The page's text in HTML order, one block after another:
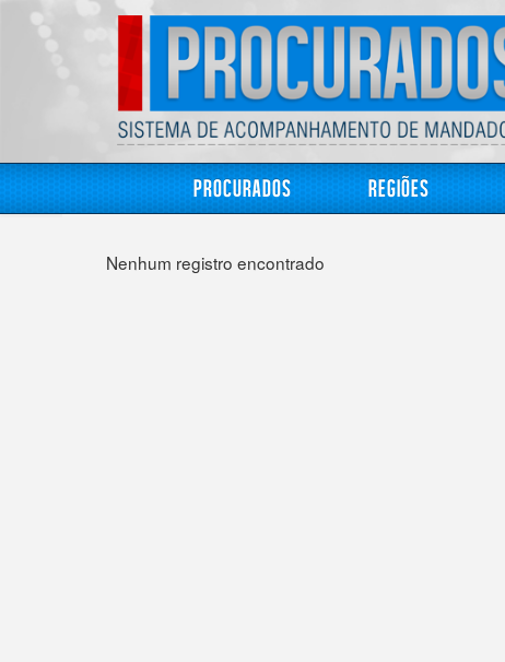
Procurados Regiões
Nenhum registro encontrado